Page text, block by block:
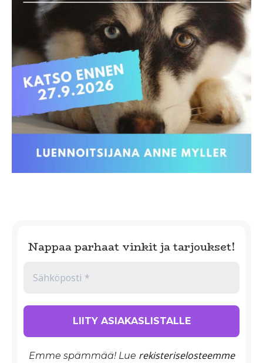
Nappaa parhaat vinkit ja tarjoukset!
Emme spämmää! Lue rekisteriselosteemme